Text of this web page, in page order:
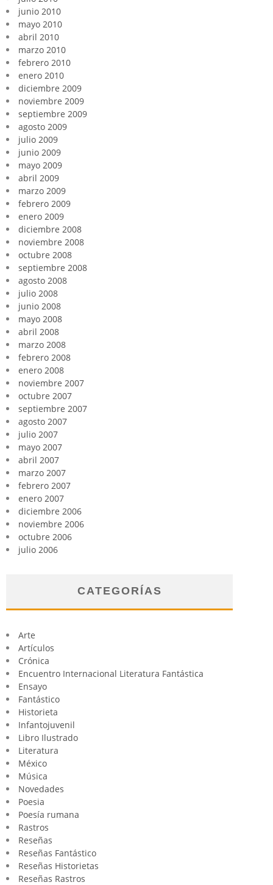
junio 2010
mayo 2010
abril 2010
marzo 2010
febrero 2010
enero 2010
diciembre 2009
noviembre 2009
septiembre 2009
agosto 2009
julio 2009
junio 2009
mayo 2009
abril 2009
marzo 2009
febrero 2009
enero 2009
diciembre 2008
noviembre 2008
octubre 2008
septiembre 2008
agosto 2008
julio 2008
junio 2008
mayo 2008
abril 2008
marzo 2008
febrero 2008
enero 2008
noviembre 2007
octubre 2007
septiembre 2007
agosto 2007
julio 2007
mayo 2007
abril 2007
marzo 2007
febrero 2007
enero 2007
diciembre 2006
noviembre 2006
octubre 2006
julio 2006
CATEGORÍAS
Arte
Artículos
Crónica
Encuentro Internacional Literatura Fantástica
Ensayo
Fantástico
Historieta
Infantojuvenil
Libro Ilustrado
Literatura
México
Música
Novedades
Poesia
Poesía rumana
Rastros
Reseñas
Reseñas Fantástico
Reseñas Historietas
Reseñas Rastros